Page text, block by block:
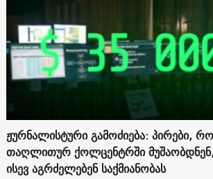
ჟურნალისტური გამოძიება: პირები,
თაღლითურ ქოლცენტრში
ისევ აგრძელებენ საქმიანობას